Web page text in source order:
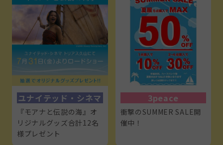
ユナイテッド・シネマ
『モアナと伝説の海』オ
リジナルグッズ合計12名
様プレゼント
3peace
衝撃のSUMMER SALE開
催中！